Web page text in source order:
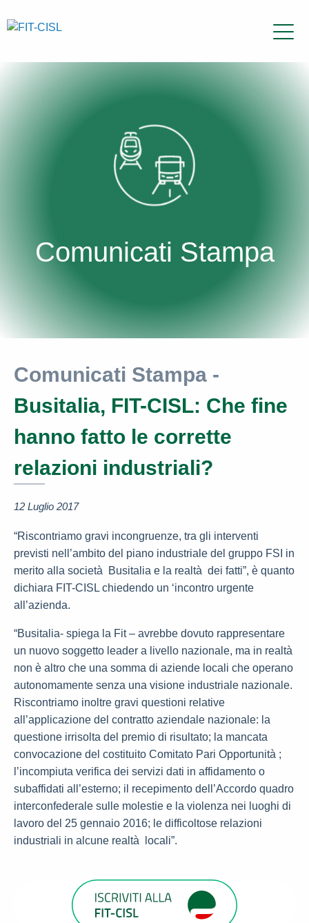
Comunicati Stampa
Comunicati Stampa -
Busitalia, FIT-CISL: Che fine
hanno fatto le corrette
relazioni industriali?
12 Luglio 2017
“Riscontriamo gravi incongruenze, tra gli interventi
previsti nell’ambito del piano industriale del gruppo FSI in
merito alla società Busitalia e la realtà dei fatti”, è quanto
dichiara FIT-CISL chiedendo un ‘incontro urgente
all’azienda.
“Busitalia- spiega la Fit – avrebbe dovuto rappresentare
un nuovo soggetto leader a livello nazionale, ma in realtà
non è altro che una somma di aziende locali che operano
autonomamente senza una visione industriale nazionale.
Riscontriamo inoltre gravi questioni relative
all’applicazione del contratto aziendale nazionale: la
questione irrisolta del premio di risultato; la mancata
convocazione del costituito Comitato Pari Opportunità ;
l’incompiuta verifica dei servizi dati in affidamento o
subaffidati all’esterno; il recepimento dell’Accordo quadro
interconfederale sulle molestie e la violenza nei luoghi di
lavoro del 25 gennaio 2016; le difficoltose relazioni
industriali in alcune realtà locali”.